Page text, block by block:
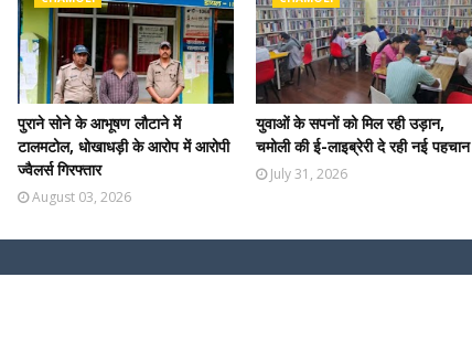
पुराने सोने के आभूषण लौटाने में
टालमटोल, धोखाधड़ी के आरोप में आरोपी
ज्वैलर्स गिरफ्तार
August 03, 2026
युवाओं के सपनों को मिल रही उड़ान,
चमोली की ई-लाइब्रेरी दे रही नई पहचान
July 31, 2026